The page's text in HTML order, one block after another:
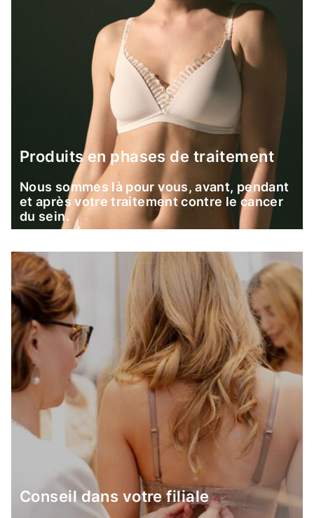
Produits en phases de traitement
Nous sommes là pour vous, avant, pendant
et après votre traitement contre le cancer
du sein.
Conseil dans votre filiale